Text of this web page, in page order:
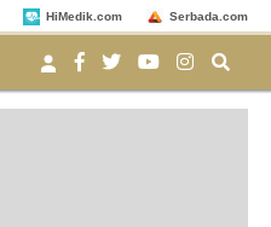
HiMedik.com Serbada.com